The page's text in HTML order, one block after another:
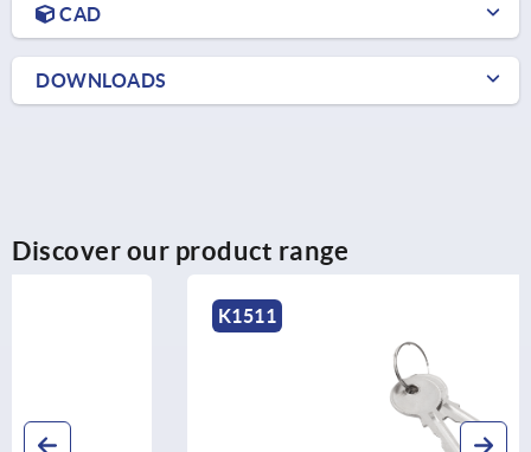
CAD
DOWNLOADS
Discover our product range